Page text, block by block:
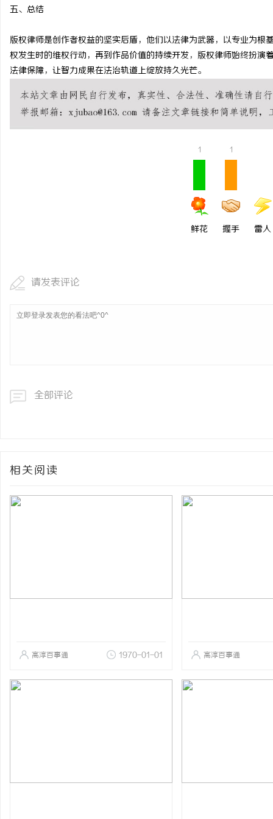
五、总结
版权律师是创作者权益的坚实后盾，他们以法律为武器，以专业为
权发生时的维权行动，再到作品价值的持续开发，版权律师始终扮
法律保障，让智力成果在法治轨道上绽放持久光芒。
1
鲜花
1
握手 雷人
请发表评论
全部评论
相关阅读
高淳百事通 1970-01-01 高淳百事通